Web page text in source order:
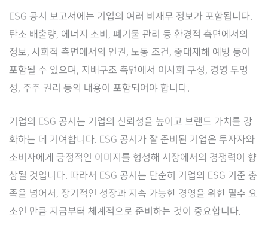
ESG 공시 보고서에는 기업의 여러 비재무 정보가 포함됩니다.
탄소 배출량, 에너지 소비, 폐기물 관리 등 환경적 측면에서의
정보, 사회적 측면에서의 인권, 노동 조건, 중대재해 예방 등이
포함될 수 있으며, 지배구조 측면에서 이사회 구성, 경영 투명
성, 주주 권리 등의 내용이 포함되어야 합니다.
기업의 ESG 공시는 기업의 신뢰성을 높이고 브랜드 가치를 강
화하는 데 기여합니다. ESG 공시가 잘 준비된 기업은 투자자와
소비자에게 긍정적인 이미지를 형성해 시장에서의 경쟁력이 향
상될 것입니다. 따라서 ESG 공시는 단순히 기업의 ESG 기준 충
족을 넘어서, 장기적인 성장과 지속 가능한 경영을 위한 필수 요
소인 만큼 지금부터 체계적으로 준비하는 것이 중요합니다.